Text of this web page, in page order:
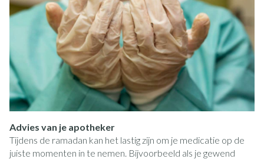
Advies van je apotheker
Tijdens de ramadan kan het lastig zijn om je medicatie op de
juiste momenten in te nemen. Bijvoorbeeld als je gewend